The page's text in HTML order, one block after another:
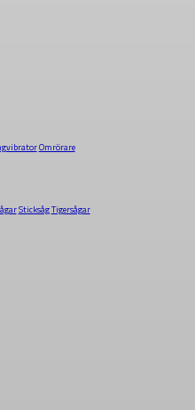
Omrörare
SticksågTigersågar